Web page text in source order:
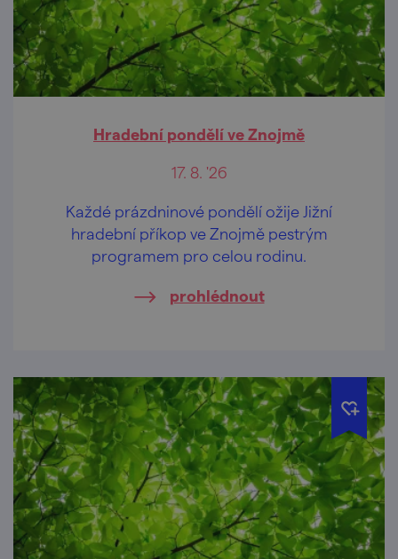
Hradební pondělí ve Znojmě
17. 8. '26
Každé prázdninové pondělí ožije Jižní
hradební příkop ve Znojmě pestrým
programem pro celou rodinu.
prohlédnout